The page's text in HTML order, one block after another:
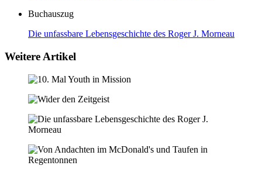
Buchauszug
Die unfassbare Lebensgeschichte des Roger J. Morneau
Weitere Artikel